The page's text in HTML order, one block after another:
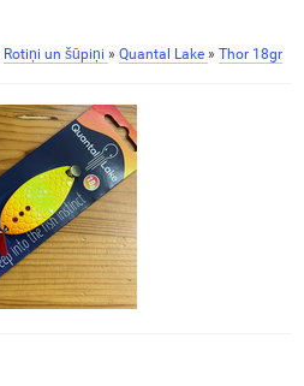
Rotiņi un šūpiņi » Quantal Lake » Thor 18gr